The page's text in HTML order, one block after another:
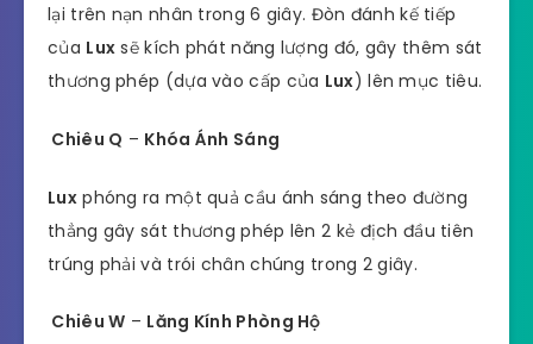
lại trên nạn nhân trong 6 giây. Đòn đánh kế tiếp
của Lux sẽ kích phát năng lượng đó, gây thêm sát
thương phép (dựa vào cấp của Lux) lên mục tiêu.
Chiêu Q – Khóa Ánh Sáng
Luxphóng ra một quả cầu ánh sáng theo đường
thẳng gây sát thương phép lên 2 kẻ địch đầu tiên
trúng phải và trói chân chúng trong 2 giây.
Chiêu W – Lăng Kính Phòng Hộ